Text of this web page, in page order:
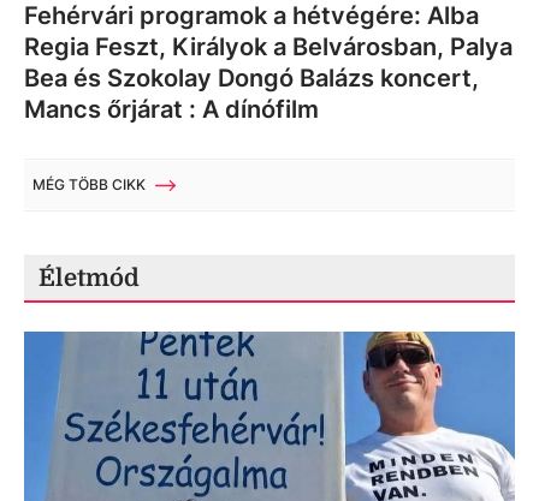
Fehérvári programok a hétvégére: Alba
Regia Feszt, Királyok a Belvárosban, Palya
Bea és Szokolay Dongó Balázs koncert,
Mancs őrjárat : A dínófilm
MÉG TÖBB CIKK
Életmód